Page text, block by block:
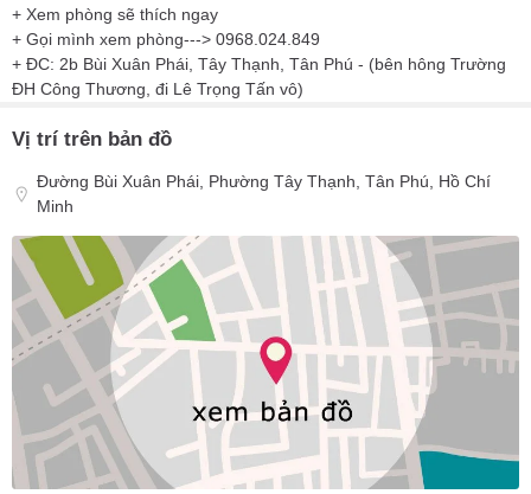
+ Xem phòng sẽ thích ngay
+ Gọi mình xem phòng---> 0968.024.849
+ ĐC: 2b Bùi Xuân Phái, Tây Thạnh, Tân Phú - (bên hông Trường
ĐH Công Thương, đi Lê Trọng Tấn vô)
Vị trí trên bản đồ
Đường Bùi Xuân Phái, Phường Tây Thạnh, Tân Phú, Hồ Chí
Minh